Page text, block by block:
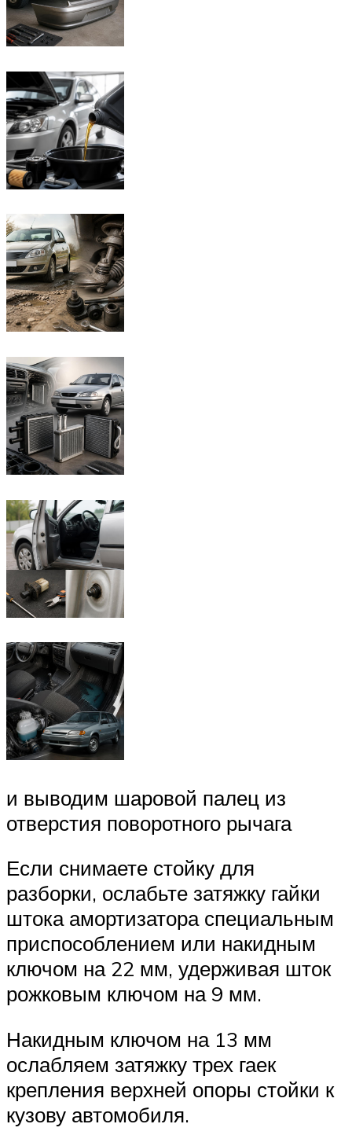
и выводим шаровой палец из
отверстия поворотного рычага
Если снимаете стойку для
разборки, ослабьте затяжку гайки
штока амортизатора специальным
приспособлением или накидным
ключом на 22 мм, удерживая шток
рожковым ключом на 9 мм.
Накидным ключом на 13 мм
ослабляем затяжку трех гаек
крепления верхней опоры стойки к
кузову автомобиля.